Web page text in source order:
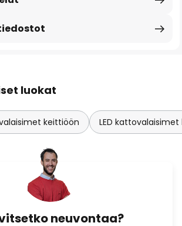
luokat
keittiöön LED
neuvontaa?